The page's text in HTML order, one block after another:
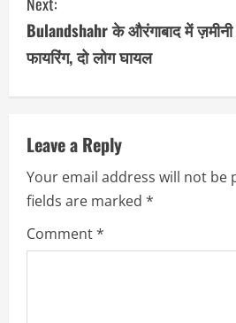
t
i
n
e
R
e
Bulandshahr के औरंगाबाद में ज़मीनी
फायरिंग, दो लोग घायल
Leave a Reply
Your email address will not be
fields are marked *
Comment*